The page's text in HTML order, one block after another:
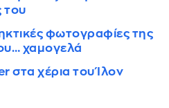
του
φωτογραφίες της
χαμογελά
στα χέρια του Ίλον